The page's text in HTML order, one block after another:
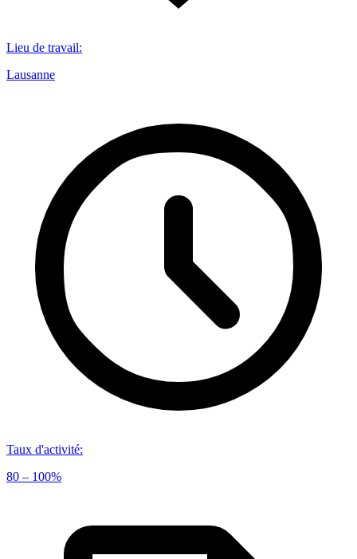
Lieu de travail:
Lausanne
Taux d'activité:
80 – 100%